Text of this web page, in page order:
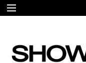
HYRA